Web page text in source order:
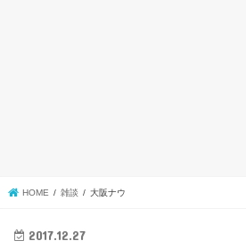
HOME 雑談 大阪ナウ
2017.12.27